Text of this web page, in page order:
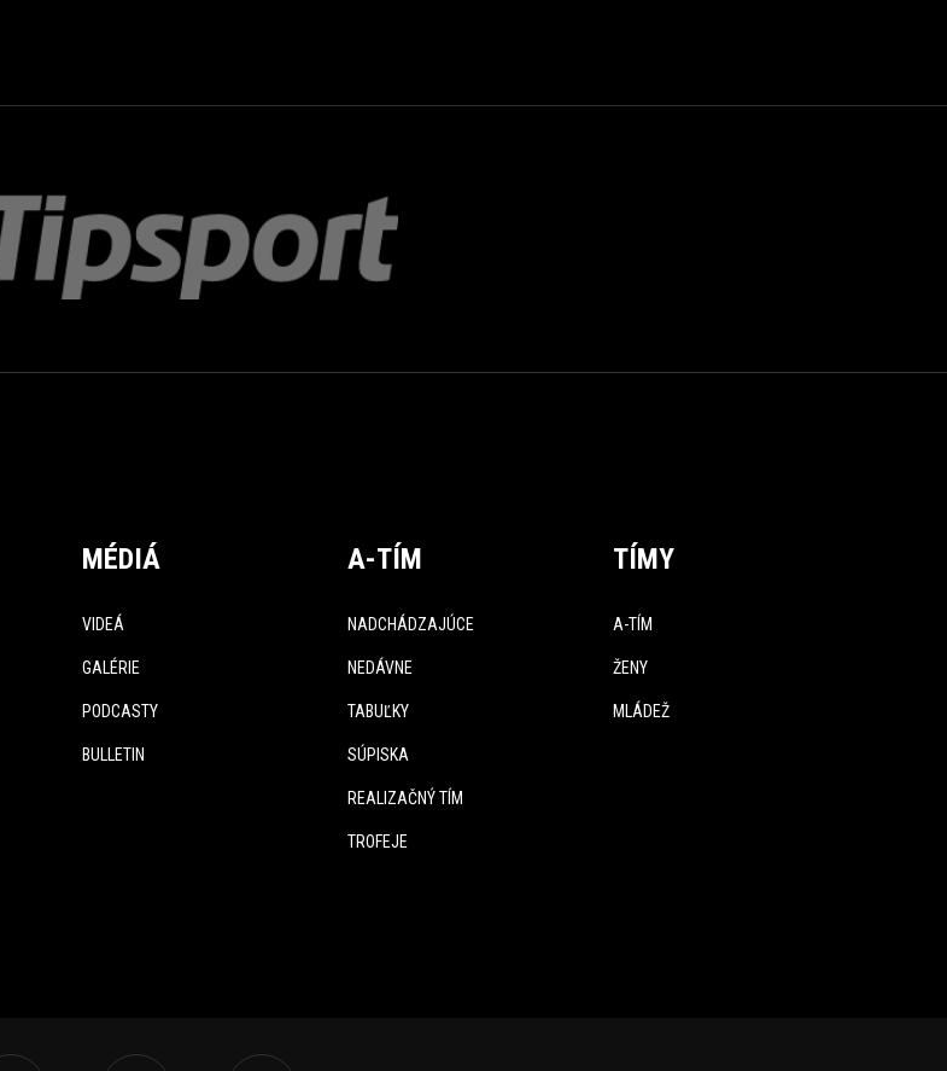
MÉDIÁ
VIDEÁ
GALÉRIE
PODCASTY
BULLETIN
A-TÍM
NADCHÁDZAJÚCE
NEDÁVNE
TABUĽKY
SÚPISKA
REALIZAČNÝ TÍM
TROFEJE
TÍMY
A-TÍM
ŽENY
MLÁDEŽ